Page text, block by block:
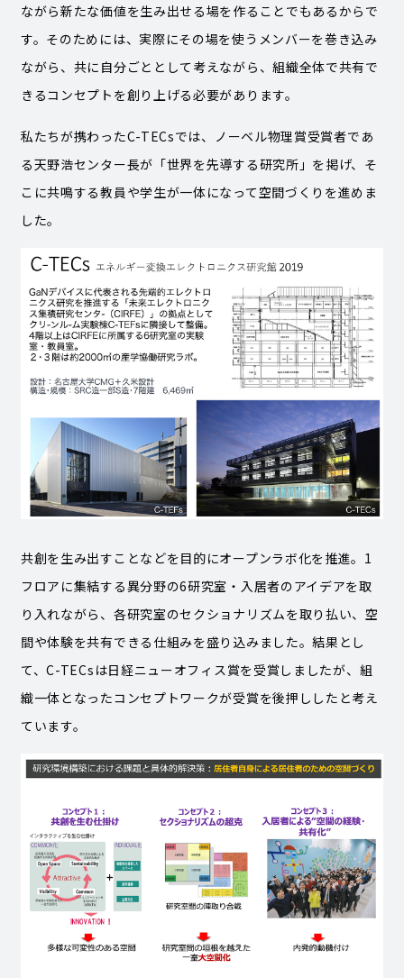
ながら新たな価値を生み出せる場を作ることでもあるからで
す。そのためには、実際にその場を使うメンバーを巻き込み
ながら、共に自分ごととして考えながら、組織全体で共有で
きるコンセプトを創り上げる必要があります。
私たちが携わったC-TECsでは、ノーベル物理賞受賞者であ
る天野浩センター長が「世界を先導する研究所」を掲げ、そ
こに共鳴する教員や学生が一体になって空間づくりを進めま
した。
共創を生み出すことなどを目的にオープンラボ化を推進。1
フロアに集結する異分野の6研究室・入居者のアイデアを取
り入れながら、各研究室のセクショナリズムを取り払い、空
間や体験を共有できる仕組みを盛り込みました。結果とし
て、C-TECsは日経ニューオフィス賞を受賞しましたが、組
織一体となったコンセプトワークが受賞を後押ししたと考え
ています。